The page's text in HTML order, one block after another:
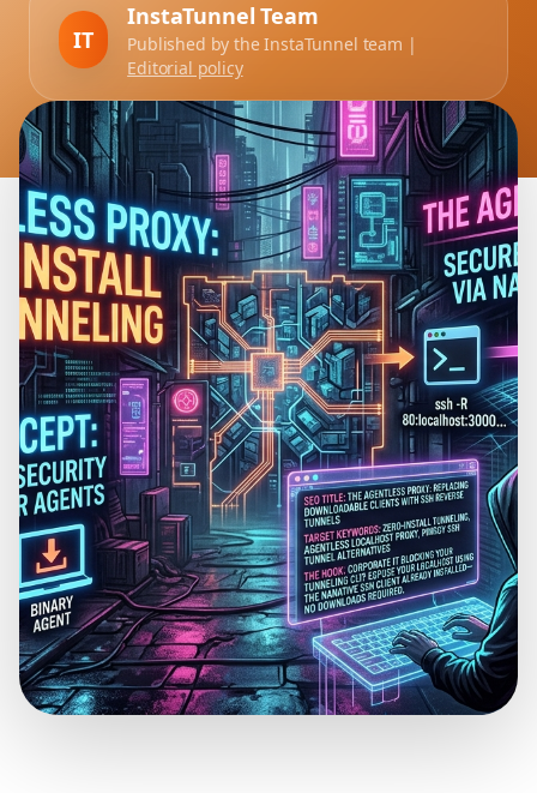
IT
InstaTunnel Team
Published by the InstaTunnel team |
Editorial policy